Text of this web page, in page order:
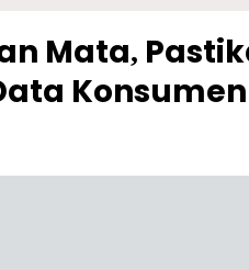
Mata,
Konsumen